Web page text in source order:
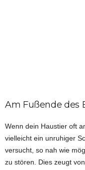
Am Fußende des
Wenn dein Haustier oft
vielleicht ein unruhiger
versucht, so nah wie
zu stören. Dies zeugt